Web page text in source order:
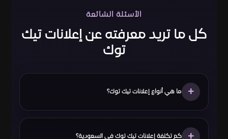
الأسئلة الشائعة
كل ما تريد معرفته عن إعلانات تيك
توك
+ ما هي أنواع إعلانات تيك توك؟
+ كم تكلفة إعلانات تيك توك في السعودية؟